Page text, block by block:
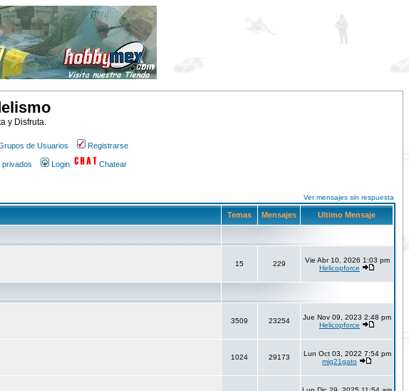
y Disfruta.
de Usuarios Registrarse
Login Chatear
Ver mensajes sin respuesta
Temas Mensajes Ultimo Mensaje
15 229
Vie Abr 10, 2026 1:03 pm
Helicopforce
3509 23254
Jue Nov 09, 2023 2:48 pm
Helicopforce
1024 29173
Lun Oct 03, 2022 7:54 pm
mig21gato